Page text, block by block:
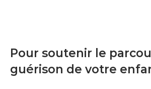
Pour soutenir le
guérison de votre